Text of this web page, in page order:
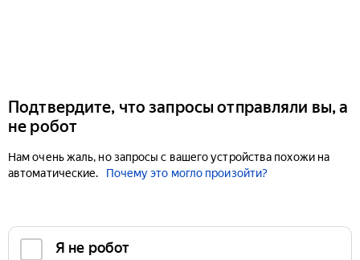
Подтвердите, что запросы отправляли вы, а
не робот
Нам очень жаль, но запросы с вашего устройства похожи на
автоматические.
Почему это могло произойти?